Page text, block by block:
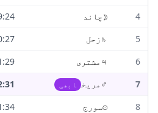
4
☽چاند AM
5
♄ زحل AM
6
♃ مشتری AM
7
♂ مریخ ابھی PM
8
☉سورج PM